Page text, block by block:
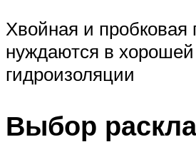
Хвойная и пробковая
нуждаются в хорошей
гидроизоляции
Выбор